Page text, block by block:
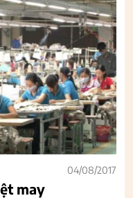
04/08/2017
may